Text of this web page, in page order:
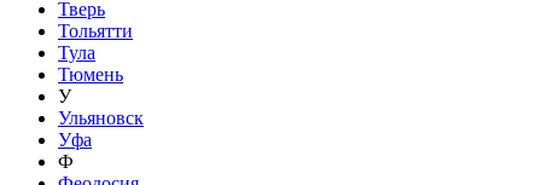
Тверь
Тольятти
Тула
Тюмень
У
Ульяновск
Уфа
Ф